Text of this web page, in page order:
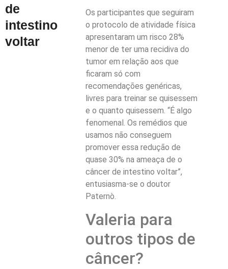
de
intestino
voltar
Os participantes que seguiram
o protocolo de atividade física
apresentaram um risco 28%
menor de ter uma recidiva do
tumor em relação aos que
ficaram só com
recomendações genéricas,
livres para treinar se quisessem
e o quanto quisessem. “É algo
fenomenal. Os remédios que
usamos não conseguem
promover essa redução de
quase 30% na ameaça de o
câncer de intestino voltar”,
entusiasma-se o doutor
Paternò.
Valeria para
outros tipos de
câncer?